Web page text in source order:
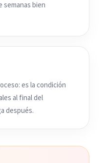
semanas bien
es la condición
al final del
después.